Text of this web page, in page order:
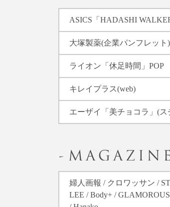
ASICS「HADASHI
大塚製薬(企業パンフレット)
ライオン「休足時間」POP
キレイプラス(web)
エーザイ「美チョコラ」(ス
婦人画報 / クロワッサン /
LEE / Body+ /